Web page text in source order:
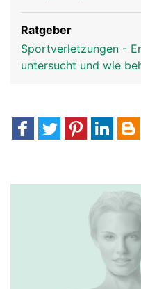
Ratgeber
Sportverletzungen -
untersucht und wie